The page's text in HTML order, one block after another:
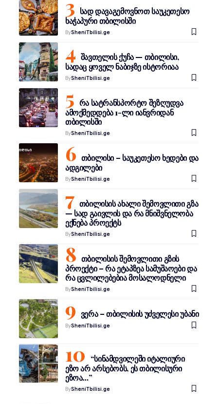
სად დავაგემოვნოთ საუკეთესო
ხაჭაპური თბილისში
BySheniTbilisi.ge
შავთელის ქუჩა — თბილისი,
სადაც ყოველ ნაბიჯზე ისტორიაა
BySheniTbilisi.ge
რა სატრანსპორტო შეზღუდვა
ამოქმედდება 1-ლი იანვრიდან
თბილისში
BySheniTbilisi.ge
თბილისი – საუკეთესო ხედები და
ადგილები
BySheniTbilisi.ge
თბილისის ახალი შემოვლითი გზა
— სად გაივლის და რა მნიშვნელობა
ექნება პროექტს
BySheniTbilisi.ge
თბილისის შემოვლითი გზის
პროექტი – რა ეტაპზეა სამუშაოები და
რა ცვლილებებია მოსალოდნელი
BySheniTbilisi.ge
ვერა – თბილისის უძველესი უბანი
BySheniTbilisi.ge
“სინამდვილეში იტალიური
ეზო არ არსებობს, ეს თბილისური
ეზოა…”
BySheniTbilisi.ge